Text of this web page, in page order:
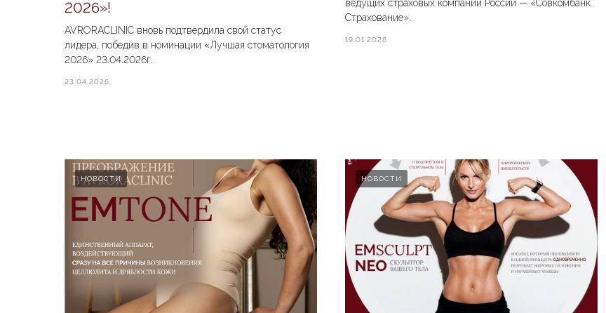
ПОДРОБНЕЕ ЗАПИСАТЬСЯ НА ПРИЁМ
2026»!
AVRORACLINIC вновь подтвердила свой статус
лидера, победив в номинации «Лучшая стоматология
2026» 23.04.2026г.
23.04.2026
ведущих страховых компаний России — «Совкомбанк
Страхование».
19.01.2026
НОВОСТИ НОВОСТИ